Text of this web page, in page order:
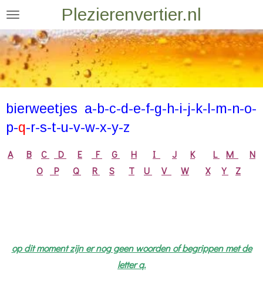
Ga
direct
naar
de
hoofdinhoud
Plezierenvertier.nl
bierweetjes a-b-c-d-e-f-g-h-i-j-k-l-m-n-o-
p-q-r-s-t-u-v-w-x-y-z
A B C D E F G H I J K L M
N
O
P Q R S T U V W X Y Z
op dit moment zijn er nog geen woorden of begrippen met de
letter q.